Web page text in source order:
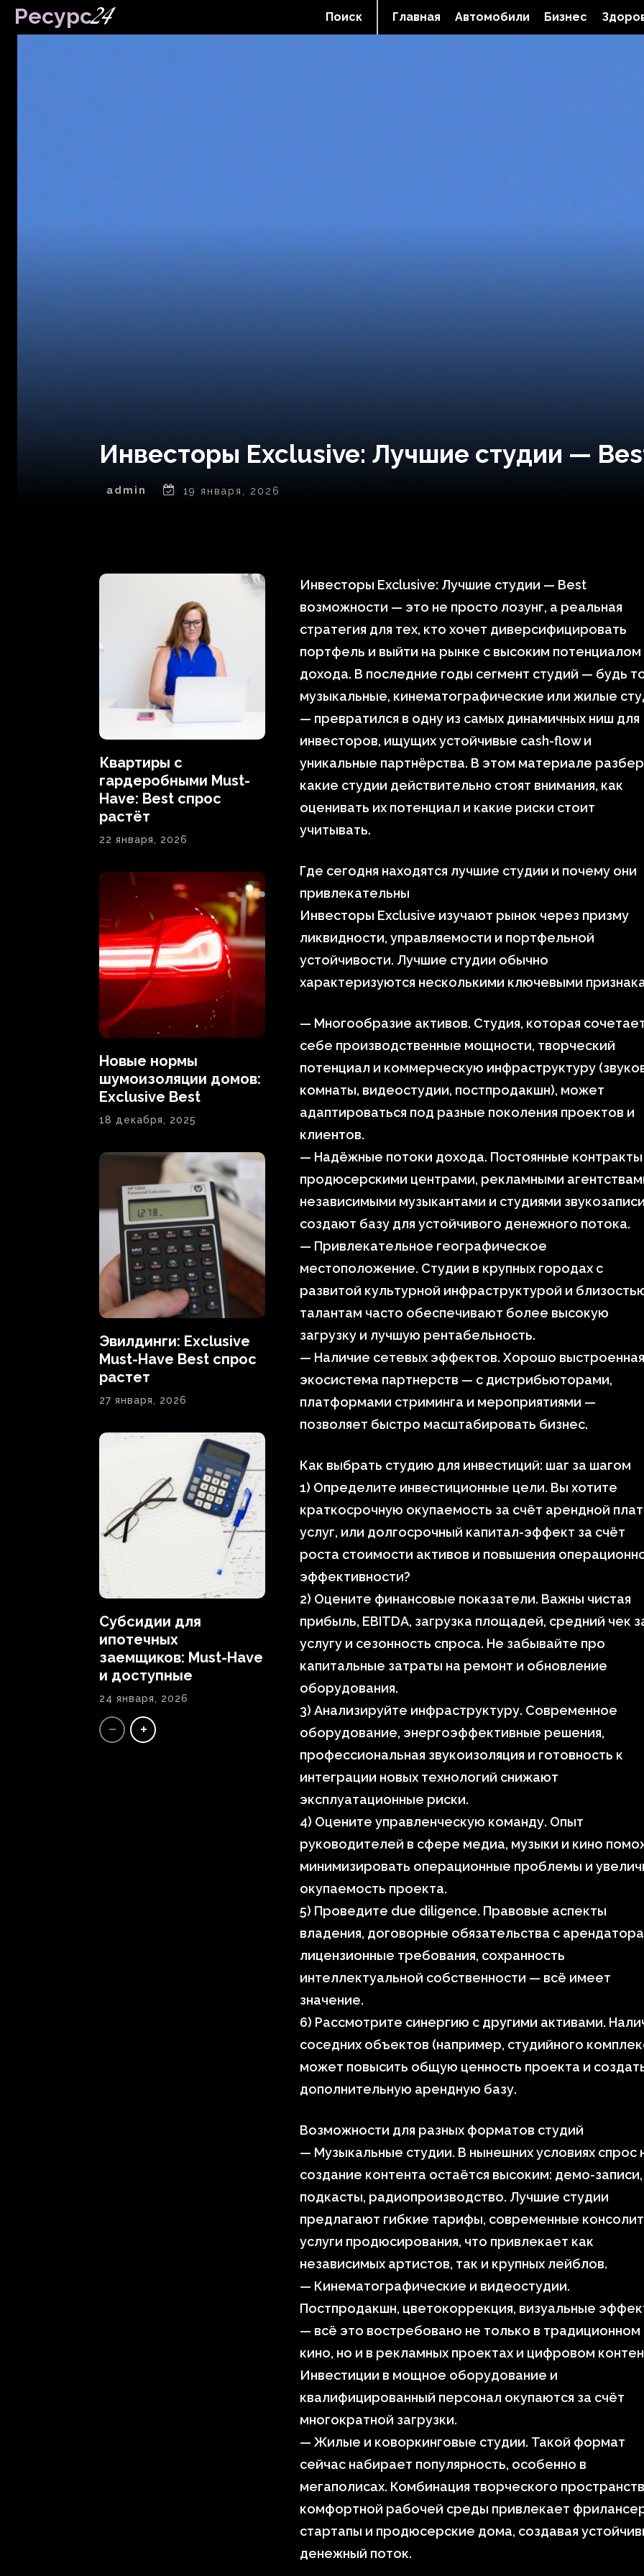
Ресурс24 Главная Автомобили Бизнес
Поиск
Инвесторы Exclusive: Лучшие студии —
admin 19 января, 2026
Квартиры с
гардеробными Must-
Have: Best спрос
растёт
22 января, 2026
Новые нормы
шумоизоляции домов:
Exclusive Best
18 декабря, 2025
Эвилдинги: Exclusive
Must-Have Best спрос
растет
27 января, 2026
Субсидии для
ипотечных
заемщиков: Must-Have
и доступные
24 января, 2026
Инвесторы Exclusive: Лучшие студии — Best
возможности — это не просто лозунг, а реальная
стратегия для тех, кто хочет диверсифицировать
портфель и выйти на рынке с высоким потенциалом
дохода. В последние годы сегмент студий — будь
музыкальные, кинематографические или жилые
— превратился в одну из самых динамичных ниш для
инвесторов, ищущих устойчивые cash-flow и
уникальные партнёрства. В этом материале
какие студии действительно стоят внимания, как
оценивать их потенциал и какие риски стоит
учитывать.
Где сегодня находятся лучшие студии и почему они
привлекательны
Инвесторы Exclusive изучают рынок через призму
ликвидности, управляемости и портфельной
устойчивости. Лучшие студии обычно
характеризуются несколькими ключевыми
— Многообразие активов. Студия, которая
себе производственные мощности, творческий
потенциал и коммерческую инфраструктуру
комнаты, видеостудии, постпродакшн), может
адаптироваться под разные поколения проектов и
клиентов.
— Надёжные потоки дохода. Постоянные контракты
продюсерскими центрами, рекламными
независимыми музыкантами и студиями звукозаписи
создают базу для устойчивого денежного потока.
— Привлекательное географическое
местоположение. Студии в крупных городах с
развитой культурной инфраструктурой и
талантам часто обеспечивают более высокую
загрузку и лучшую рентабельность.
— Наличие сетевых эффектов. Хорошо выстроенная
экосистема партнерств — с дистрибьюторами,
платформами стриминга и мероприятиями —
позволяет быстро масштабировать бизнес.
Как выбрать студию для инвестиций: шаг за шагом
1) Определите инвестиционные цели. Вы хотите
краткосрочную окупаемость за счёт арендной
услуг, или долгосрочный капитал-эффект за счёт
роста стоимости активов и повышения
эффективности?
2) Оцените финансовые показатели. Важны чистая
прибыль, EBITDA, загрузка площадей, средний чек
услугу и сезонность спроса. Не забывайте про
капитальные затраты на ремонт и обновление
оборудования.
3) Анализируйте инфраструктуру. Современное
оборудование, энергоэффективные решения,
профессиональная звукоизоляция и готовность к
интеграции новых технологий снижают
эксплуатационные риски.
4) Оцените управленческую команду. Опыт
руководителей в сфере медиа, музыки и кино
минимизировать операционные проблемы и
окупаемость проекта.
5) Проведите due diligence. Правовые аспекты
владения, договорные обязательства с
лицензионные требования, сохранность
интеллектуальной собственности — всё имеет
значение.
6) Рассмотрите синергию с другими активами.
соседних объектов (например, студийного
может повысить общую ценность проекта и
дополнительную арендную базу.
Возможности для разных форматов студий
— Музыкальные студии. В нынешних условиях спрос
создание контента остаётся высоким: демо-записи,
подкасты, радиопроизводство. Лучшие студии
предлагают гибкие тарифы, современные
услуги продюсирования, что привлекает как
независимых артистов, так и крупных лейблов.
— Кинематографические и видеостудии.
Постпродакшн, цветокоррекция, визуальные
— всё это востребовано не только в традиционном
кино, но и в рекламных проектах и цифровом
Инвестиции в мощное оборудование и
квалифицированный персонал окупаются за счёт
многократной загрузки.
— Жилые и коворкинговые студии. Такой формат
сейчас набирает популярность, особенно в
мегаполисах. Комбинация творческого
комфортной рабочей среды привлекает
стартапы и продюсерские дома, создавая
денежный поток.